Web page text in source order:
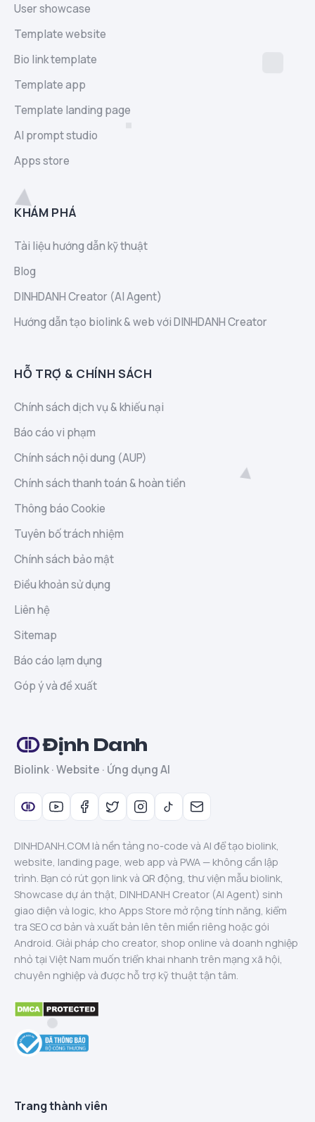
User showcase
Template website
Bio link template
Template app
Template landing page
AI prompt studio
Apps store
KHÁM PHÁ
Tài liệu hướng dẫn kỹ thuật
Blog
DINHDANH Creator (AI Agent)
Hướng dẫn tạo biolink & web với DINHDANH Creator
HỖ TRỢ & CHÍNH SÁCH
Chính sách dịch vụ & khiếu nại
Báo cáo vi phạm
Chính sách nội dung (AUP)
Chính sách thanh toán & hoàn tiền
Thông báo Cookie
Tuyên bố trách nhiệm
Chính sách bảo mật
Điều khoản sử dụng
Liên hệ
Sitemap
Báo cáo lạm dụng
Góp ý và đề xuất
Định Danh
Biolink · Website · Ứng dụng AI
DINHDANH.COM là nền tảng no-code và AI để tạo biolink,
website, landing page, web app và PWA — không cần lập
trình. Bạn có rút gọn link và QR động, thư viện mẫu biolink,
Showcase dự án thật, DINHDANH Creator (AI Agent) sinh
giao diện và logic, kho Apps Store mở rộng tính năng, kiểm
tra SEO cơ bản và xuất bản lên tên miền riêng hoặc gói
Android. Giải pháp cho creator, shop online và doanh nghiệp
nhỏ tại Việt Nam muốn triển khai nhanh trên mạng xã hội,
chuyên nghiệp và được hỗ trợ kỹ thuật tận tâm.
Trang thành viên